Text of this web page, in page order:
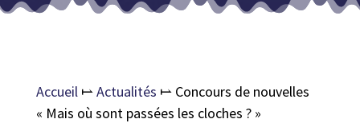
Accueil⥛Actualités ⥛ Concours de nouvelles
« Mais où sont passées les cloches ? »